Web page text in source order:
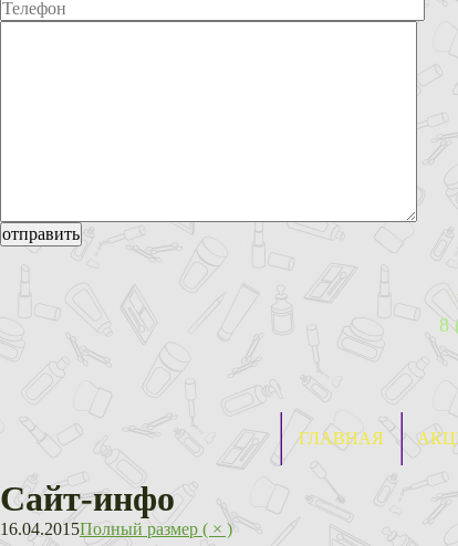
8
ГЛАВНАЯ
Сайт-инфо
16.04.2015Полный размер ( × )